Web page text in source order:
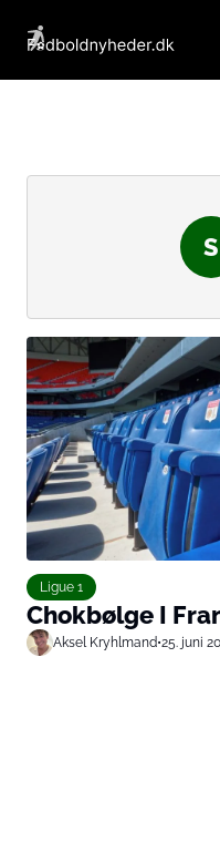
S
Ligue 1
Chokbølge I
Aksel Kryhlmand•25. juni